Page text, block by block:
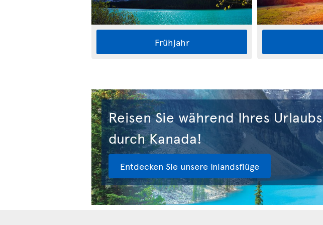
Frühjahr
Reisen Sie während Ihres Urlaubs
durch Kanada!
Entdecken Sie unsere Inlandsflüge